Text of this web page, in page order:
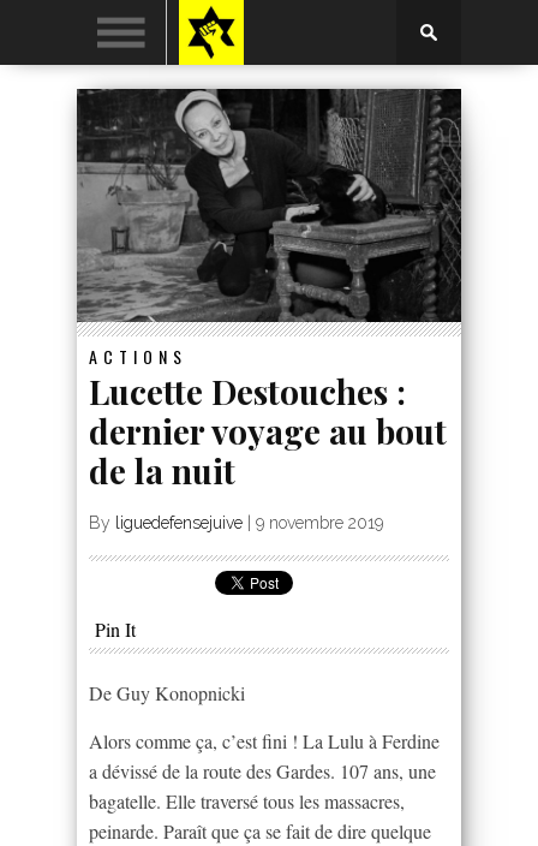
ACTIONS
Lucette Destouches :
dernier voyage au bout
de la nuit
By liguedefensejuive 9 novembre 2019
Pin It
De Guy Konopnicki
Alors comme ça, c’est fini ! La Lulu à Ferdine
a dévissé de la route des Gardes. 107 ans, une
bagatelle. Elle traversé tous les massacres,
peinarde. Paraît que ça se fait de dire quelque